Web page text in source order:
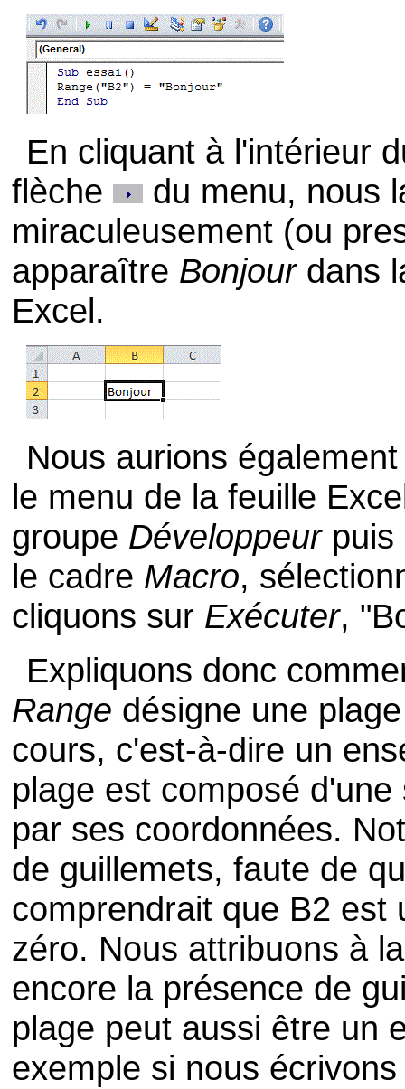
En cliquant à l'intérieur
flèche
du menu, nous
miraculeusement (ou
apparaître Bonjourdans
Excel.
Nous aurions
le menu de la feuille
groupe Développeurpuis
le cadre Macro,
cliquons sur Exécuter,
Expliquons donc
Range désigne une
cours, c'est-à-dire un
plage est composé
par ses coordonnées.
de guillemets, faute de
comprendrait que B2 est
zéro. Nous attribuons à
encore la présence de
plage peut aussi être un
exemple si nous